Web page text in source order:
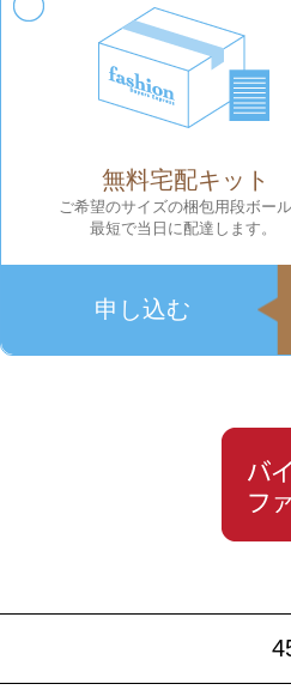
無料宅配キット
ご希望のサイズの梱包用段ボー
最短で当日に配達します。
申し込む